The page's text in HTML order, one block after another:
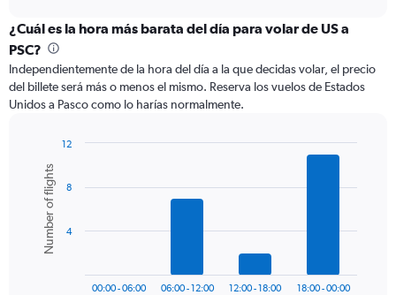
categories.
Range:
categories.
The
chart
axis
displaying
values.
Range:
¿Cuál es la hora más barata del día para volar de US a
PSC?
Independientemente de la hora del día a la que decidas volar, el precio
del billete será más o menos el mismo. Reserva los vuelos de Estados
Unidos a Pasco como lo harías normalmente.
chart
with
bars.
The
Chart
graphic.
Number of flights
00:00 - 06:00 06:00 - 12:00 12:00 - 18:00 18:00 - 00:00
4
8
12